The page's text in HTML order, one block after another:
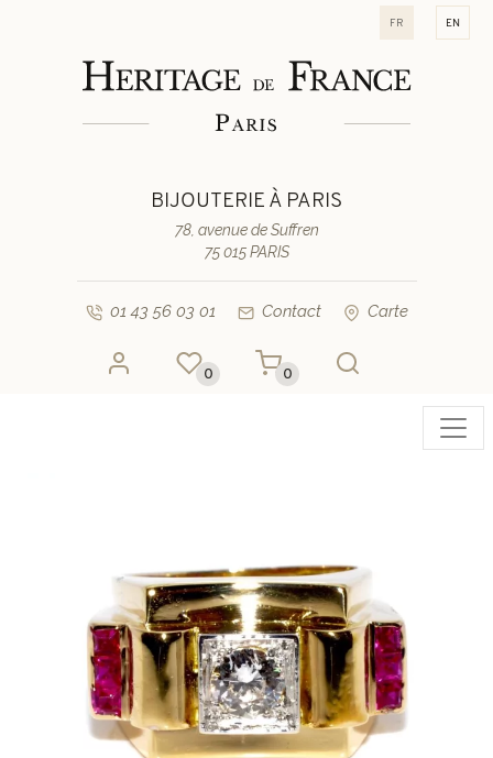
fr en
BIJOUTERIE À PARIS
78, avenue de Suffren
75 015 PARIS
01 43 56 03 01 Contact Carte
0 0